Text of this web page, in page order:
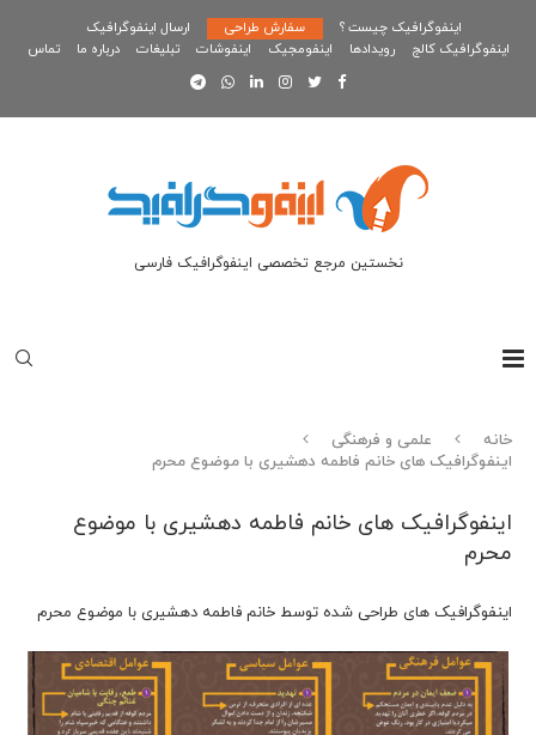
اینفوگرافیک چیست ؟ سفارش طراحی
ارسال اینفوگرافیک
اینفوگرافیک کالج
رویدادها اینفومجیک اینفوشات تبلیغات درباره ما تماس
نخستین مرجع تخصصی اینفوگرافیک فارسی
خانه
علمی و فرهنگی
اینفوگرافیک های خانم فاطمه دهشیری با موضوع محرم
اینفوگرافیک های خانم فاطمه دهشیری با موضوع
محرم
اینفوگرافیک های طراحی شده توسط خانم فاطمه دهشیری با موضوع محرم